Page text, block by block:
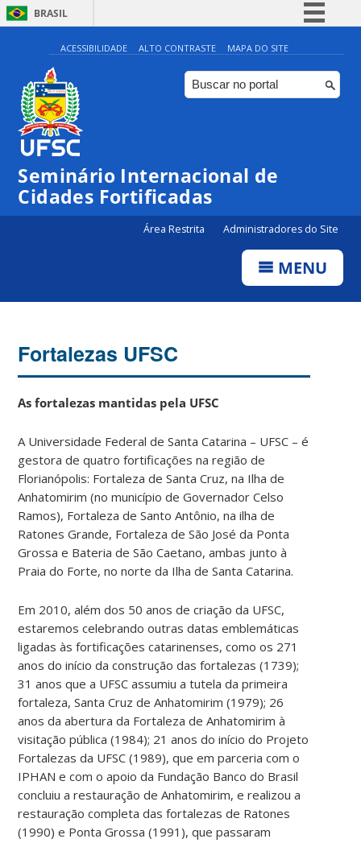
BRASIL
Simplifique!
Comunica BR
Participe
Canais
ACESSIBILIDADE ALTO CONTRASTE MAPA DO SITE
Seminário Internacional de
Cidades Fortificadas
Área Restrita Administradores do Site
MENU
Fortalezas UFSC
As fortalezas mantidas pela UFSC
A Universidade Federal de Santa Catarina – UFSC – é
gestora de quatro fortificações na região de
Florianópolis: Fortaleza de Santa Cruz, na Ilha de
Anhatomirim (no município de Governador Celso
Ramos), Fortaleza de Santo Antônio, na ilha de
Ratones Grande, Fortaleza de São José da Ponta
Grossa e Bateria de São Caetano, ambas junto à
Praia do Forte, no norte da Ilha de Santa Catarina.
Em 2010, além dos 50 anos de criação da UFSC,
estaremos celebrando outras datas emblemáticas
ligadas às fortificações catarinenses, como os 271
anos do início da construção das fortalezas (1739);
31 anos que a UFSC assumiu a tutela da primeira
fortaleza, Santa Cruz de Anhatomirim (1979); 26
anos da abertura da Fortaleza de Anhatomirim à
visitação pública (1984); 21 anos do início do Projeto
Fortalezas da UFSC (1989), que em parceria com o
IPHAN e com o apoio da Fundação Banco do Brasil
concluiu a restauração de Anhatomirim, e realizou a
restauração completa das fortalezas de Ratones
(1990) e Ponta Grossa (1991), que passaram